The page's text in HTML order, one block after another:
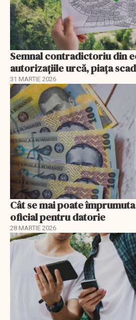
Semnal contradictoriu din
autorizațiile urcă, piața
31 MARTIE 2026
Cât se mai poate
oficial pentru datorie
28 MARTIE 2026